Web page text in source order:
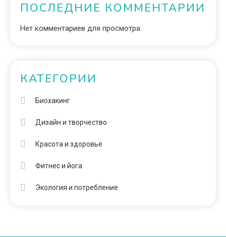
ПОСЛЕДНИЕ КОММЕНТАРИИ
Нет комментариев для просмотра.
КАТЕГОРИИ
Биохакинг
Дизайн и творчество
Красота и здоровье
Фитнес и йога
Экология и потребление